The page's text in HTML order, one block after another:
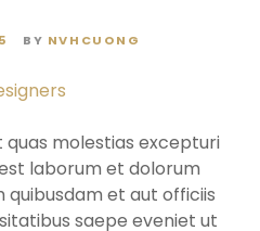
BY NVHCUONG
molestias excepturi
laborum et dolorum
quibusdam et aut officiis
saepe eveniet ut